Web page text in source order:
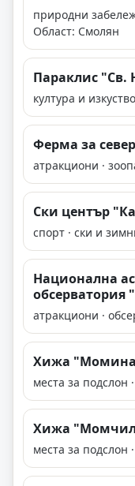
природни
Област: Смолян
Параклис "Св.
култура и
Ферма за
атракциони ·
Ски център
спорт · ски и
Национална
обсерватория
атракциони ·
Хижа
места за подслон
Хижа
места за подслон